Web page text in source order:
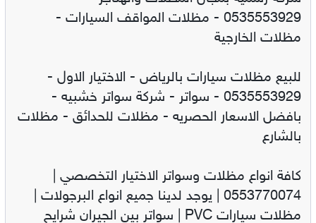
0535553929 - مظلات المواقف السيارات -
مظلات الخارجية
للبيع مظلات سيارات بالرياض - الاختيار الاول -
0535553929 - سواتر - شركة سواتر خشبيه -
بافضل الاسعار الحصريه - مظلات للحدائق - مظلات
بالشارع
كافة انواع مظلات وسواتر الاختيار التخصصي |
0553770074 | يوجد لدينا جميع انواع البرجولات |
مظلات سيارات PVC | سواتر بين الجيران شرايح